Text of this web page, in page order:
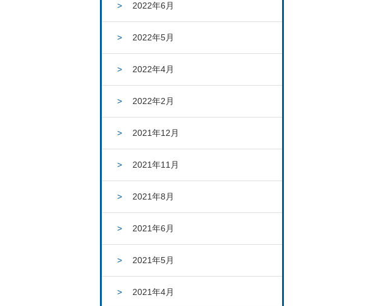
2022年6月
2022年5月
2022年4月
2022年2月
2021年12月
2021年11月
2021年8月
2021年6月
2021年5月
2021年4月